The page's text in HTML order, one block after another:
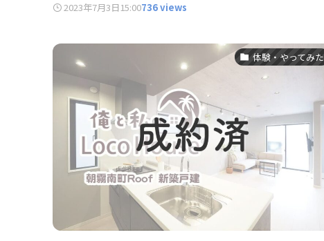
2023年7月3日15:00736 views
体験・やってみた